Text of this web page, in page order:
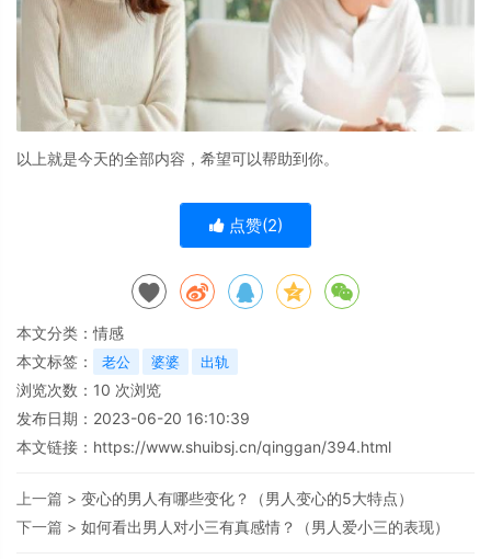
以上就是今天的全部内容，希望可以帮助到你。
点赞(2)
本文分类：情感
本文标签：
老公 婆婆 出轨
浏览次数： 10 次浏览
发布日期：2023-06-20 16:10:39
本文链接： https://www.shuibsj.cn/qinggan/394.html
上一篇 > 变心的男人有哪些变化？（男人变心的5大特点）
下一篇 > 如何看出男人对小三有真感情？（男人爱小三的表现）